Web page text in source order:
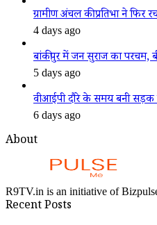
ग्रामीण अंचल की प्रतिभा ने फिर
4 days ago
बांकीपुर में जन सुराज का
5 days ago
वीआईपी दौरे के समय बनी सड़क
6 days ago
About
R9TV.in is an initiative of
Recent Posts